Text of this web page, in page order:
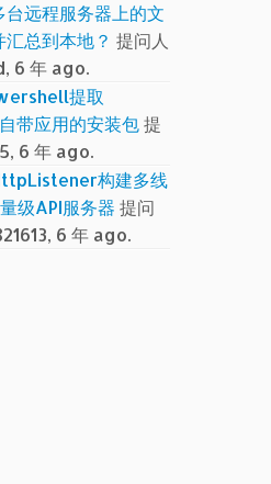
台远程服务器上的文
总到本地？ 提问人
6 年 ago.
提取
带应用的安装包提
6 年 ago.
构建多线
级API服务器 提问
6 年 ago.